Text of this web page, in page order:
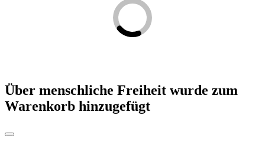
Über menschliche Freiheit wurde zum
Warenkorb hinzugefügt